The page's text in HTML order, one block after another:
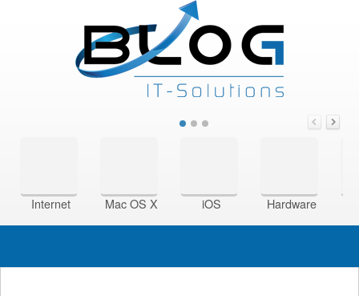
Internet Mac OS X iOS Hardware